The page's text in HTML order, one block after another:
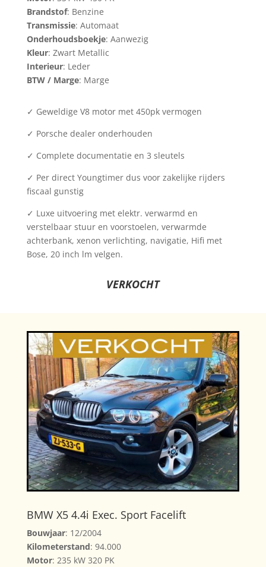
Brandstof: Benzine
Transmissie: Automaat
Onderhoudsboekje: Aanwezig
Kleur: Zwart Metallic
Interieur: Leder
BTW / Marge: Marge
✓ Geweldige V8 motor met 450pk vermogen
✓ Porsche dealer onderhouden
✓ Complete documentatie en 3 sleutels
✓ Per direct Youngtimer dus voor zakelijke rijders
fiscaal gunstig
✓ Luxe uitvoering met elektr. verwarmd en
verstelbaar stuur en voorstoelen, verwarmde
achterbank, xenon verlichting, navigatie, Hifi met
Bose, 20 inch lm velgen.
VERKOCHT
BMW X5 4.4i Exec. Sport Facelift
Bouwjaar: 12/2004
Kilometerstand: 94.000
Motor: 235 kW 320 PK